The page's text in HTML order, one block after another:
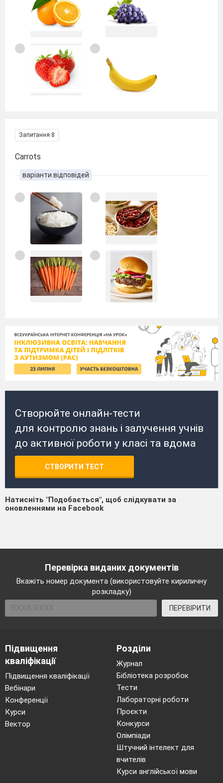
Запитання 8
Carrots
варіанти відповідей
Створюйте онлайн-тести
для контролю знань і залучення учнів
до активної роботи у класі та вдома
СТВОРИТИ ТЕСТ
Натисніть "Подобається", щоб слідкувати за
оновленнями на Facebook
Перевірка виданих документів
Вкажіть номер документа (використовуйте кириличну
розкладку)
ПЕРЕВІРИТИ
Підвищення
кваліфікації
Підвищення кваліфікації
Вебінари
Конференції
Курси
Вектор
Розділи
Журнал
Бібліотека розробок
Тести
Лабораторні роботи
Проєкти
Конкурси
Олімпіади
Штучний інтелект для
вчителів
Курси англійської мови